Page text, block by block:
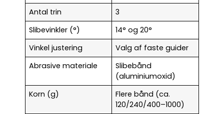
Antal trin
3
Slibevinkler (°)
14° og 20°
Vinkel justering
Valg af faste guider
Abrasive materiale
Slibebånd
(aluminiumoxid)
Korn (g)
Flere bånd (ca.
120/240/400–1000)